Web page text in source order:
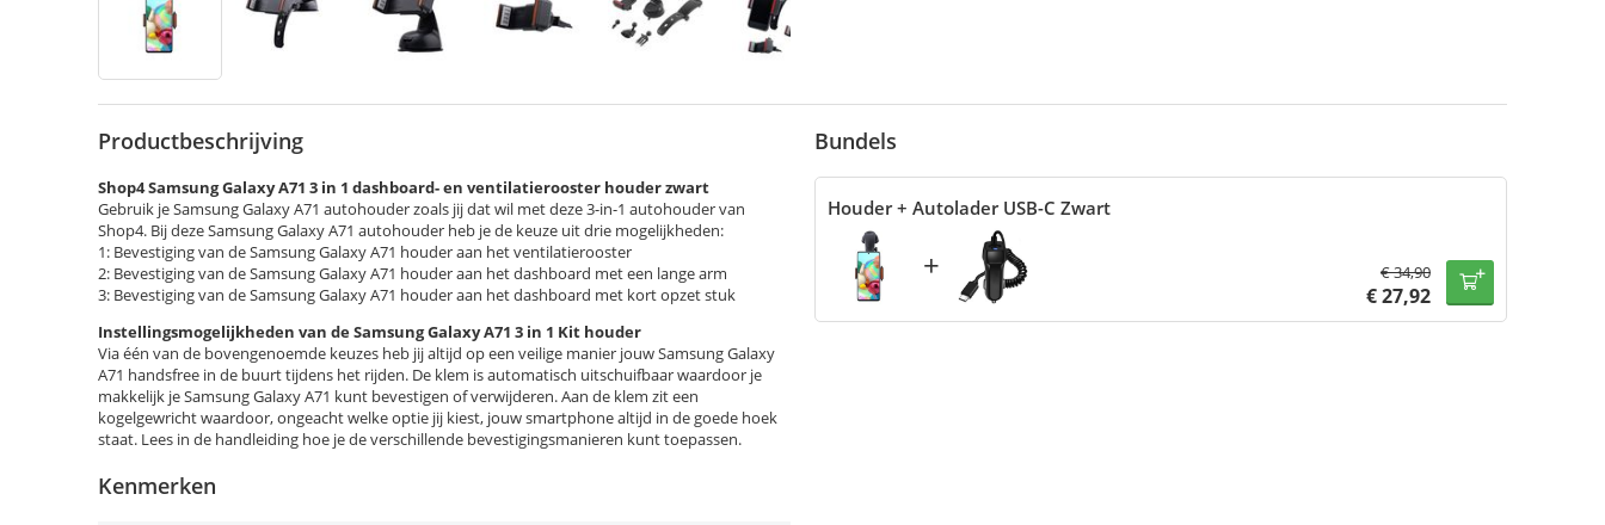
Productbeschrijving
Shop4 Samsung Galaxy A71 3 in 1 dashboard- en ventilatierooster houder zwart
Gebruik je Samsung Galaxy A71 autohouder zoals jij dat wil met deze 3-in-1 autohouder van
Shop4. Bij deze Samsung Galaxy A71 autohouder heb je de keuze uit drie mogelijkheden:
1: Bevestiging van de Samsung Galaxy A71 houder aan het ventilatierooster
2: Bevestiging van de Samsung Galaxy A71 houder aan het dashboard met een lange arm
3: Bevestiging van de Samsung Galaxy A71 houder aan het dashboard met kort opzet stuk
Instellingsmogelijkheden van de Samsung Galaxy A71 3 in 1 Kit houder
Via één van de bovengenoemde keuzes heb jij altijd op een veilige manier jouw Samsung Galaxy
A71 handsfree in de buurt tijdens het rijden. De klem is automatisch uitschuifbaar waardoor je
makkelijk je Samsung Galaxy A71 kunt bevestigen of verwijderen. Aan de klem zit een
kogelgewricht waardoor, ongeacht welke optie jij kiest, jouw smartphone altijd in de goede hoek
staat. Lees in de handleiding hoe je de verschillende bevestigingsmanieren kunt toepassen.
Kenmerken
Bundels
Houder + Autolader USB-C Zwart
+ €34,90
€27,92